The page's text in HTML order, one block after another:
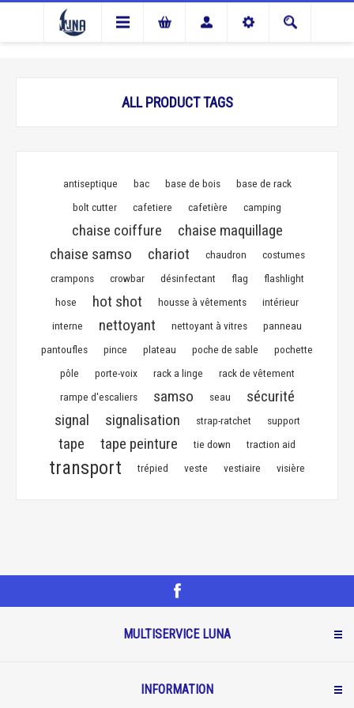
ALL PRODUCT TAGS
antiseptique bac base de bois
base de rack
bolt cutter
cafetiere cafetière camping
chaise coiffure
chaise maquillage
chaise samso
chariot chaudron
costumes
crampons
crowbar désinfectant flag
flashlight
hose
hot shot housse à vêtements
intérieur
interne
nettoyant nettoyant à vitres
panneau
pantoufles
pince plateau poche de sable
pochette
pôle
porte-voix rack a linge
rack de vêtement
rampe d'escaliers
samso seau
sécurité
signal
signalisation strap-ratchet support
tape tape peinture tie down traction aid
transport trépied veste vestiaire visière
MULTISERVICE LUNA
INFORMATION